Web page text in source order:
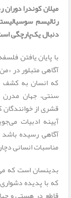
میلان کوندرا
رئالیسم
دنبال یک‌پارچگی
با پایان یافتن
آگاهی متبلور در
که انسان به کشف
سنتی، جهان مدرن
قشری از
آیینه ادبیات
آگاهی رسیده
مناسبات انسانی
بدینسان است که
که با پدیده‌